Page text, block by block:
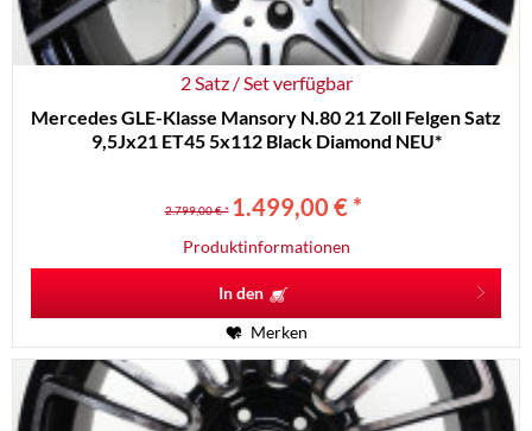
2 Satz / Set verfügbar
Mercedes GLE-Klasse Mansory N.80 21 Zoll Felgen Satz
9,5Jx21 ET45 5x112 Black Diamond NEU*
2.799,00 € * 1.499,00 € *
Produktinformationen
In den
Merken